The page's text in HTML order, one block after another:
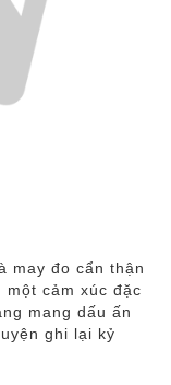
may đo cẩn thận
cảm xúc đặc
mang dấu ấn
ghi lại kỷ